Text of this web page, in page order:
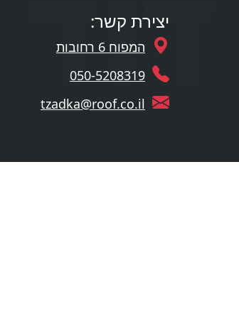
יצירת קשר:
המפוח 6 רחובות
050-5208319
tzadka@roof.co.il